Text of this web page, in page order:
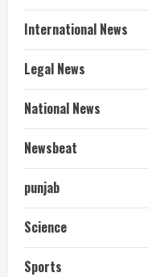
International News
Legal News
National News
Newsbeat
punjab
Science
Sports